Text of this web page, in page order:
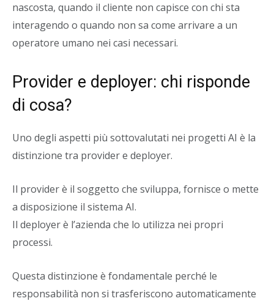
nascosta, quando il cliente non capisce con chi sta
interagendo o quando non sa come arrivare a un
operatore umano nei casi necessari.
Provider e deployer: chi risponde
di cosa?
Uno degli aspetti più sottovalutati nei progetti AI è la
distinzione tra provider e deployer.
Il provider è il soggetto che sviluppa, fornisce o mette
a disposizione il sistema AI.
Il deployer è l’azienda che lo utilizza nei propri
processi.
Questa distinzione è fondamentale perché le
responsabilità non si trasferiscono automaticamente